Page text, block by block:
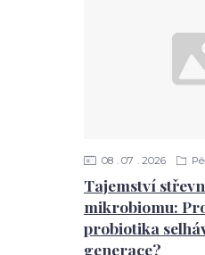
Tajemství
mikrobiomu:
probiotika
generace?
08 07 2026